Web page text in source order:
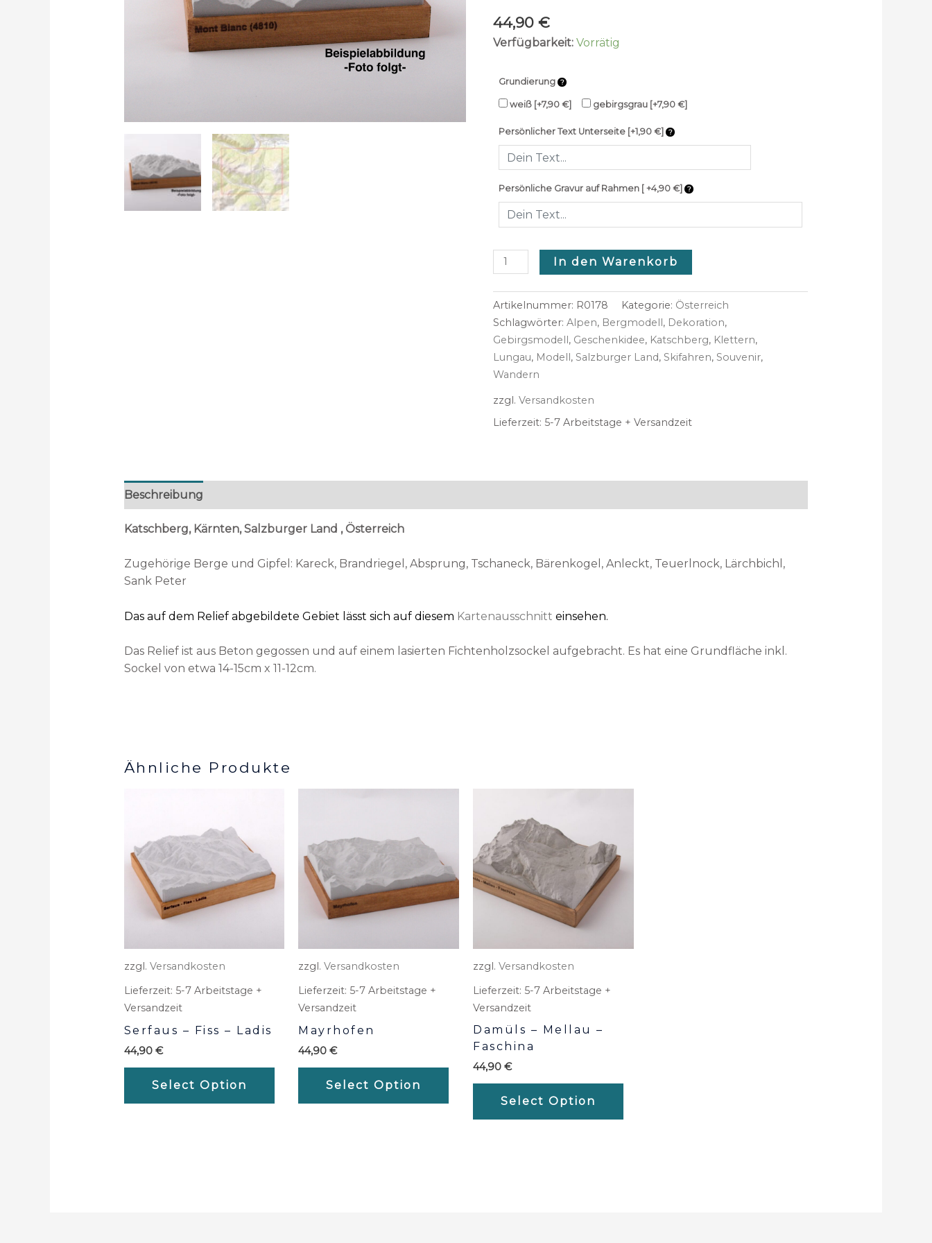
44,90€
Verfügbarkeit: Vorrätig
Grundierung
weiß [+7,90 €] gebirgsgrau [+7,90 €]
Persönlicher Text Unterseite [+1,90 €]
Persönliche Gravur auf Rahmen [ +4,90 €]
In den Warenkorb
Artikelnummer: R0178 Kategorie: Österreich
Schlagwörter:Alpen, Bergmodell, Dekoration,
Gebirgsmodell, Geschenkidee, Katschberg, Klettern,
Lungau, Modell,Salzburger Land,Skifahren,Souvenir,
Wandern
zzgl.Versandkosten
Lieferzeit: 5-7 Arbeitstage + Versandzeit
Beschreibung
Katschberg, Kärnten, Salzburger Land , Österreich
Zugehörige Berge und Gipfel: Kareck, Brandriegel, Absprung, Tschaneck, Bärenkogel, Anleckt, Teuerlnock, Lärchbichl,
Sank Peter
Das auf dem Relief abgebildete Gebiet lässt sich auf diesem Kartenausschnitt einsehen.
Das Relief ist aus Beton gegossen und auf einem lasierten Fichtenholzsockel aufgebracht. Es hat eine Grundfläche inkl.
Sockel von etwa 14-15cm x 11-12cm.
Ähnliche Produkte
zzgl. Versandkosten
Lieferzeit: 5-7 Arbeitstage +
Versandzeit
Serfaus – Fiss – Ladis
44,90 €
Select Option
zzgl.Versandkosten
Lieferzeit: 5-7 Arbeitstage +
Versandzeit
Mayrhofen
44,90€
Select Option
zzgl. Versandkosten
Lieferzeit: 5-7 Arbeitstage +
Versandzeit
Damüls – Mellau –
Faschina
44,90 €
Select Option